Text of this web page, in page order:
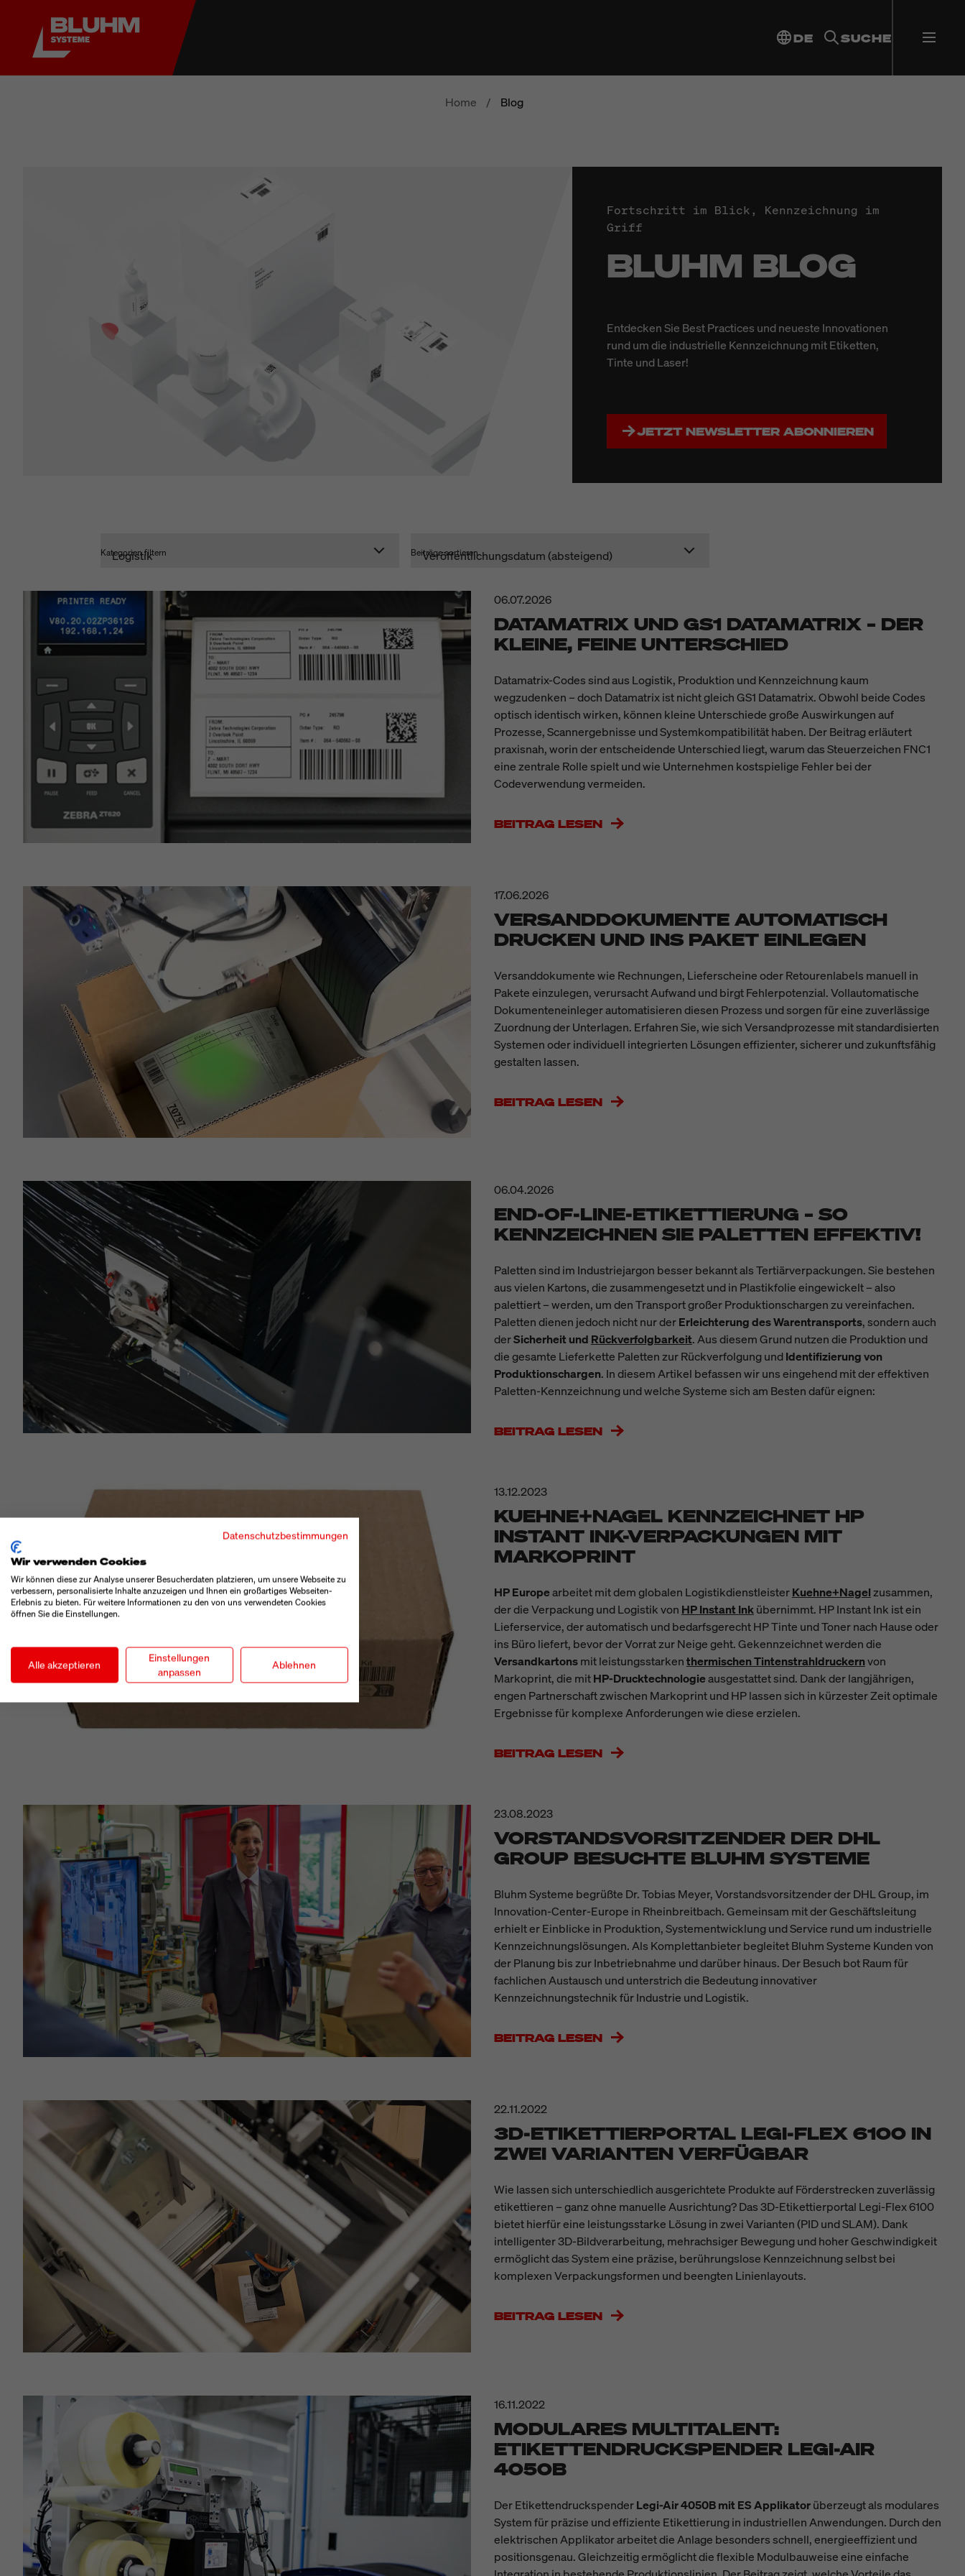
DE SUCHE
Home / Blog
Fortschritt im Blick, Kennzeichnung im
Griff
BLUHM BLOG
Entdecken Sie Best Practices und neueste Innovationen
rund um die industrielle Kennzeichnung mit Etiketten,
Tinte und Laser!
JETZT NEWSLETTER ABONNIEREN
Kategorien filtern Beiträge sortieren
06.07.2026
DATAMATRIX UND GS1 DATAMATRIX – DER
KLEINE, FEINE UNTERSCHIED
Datamatrix-Codes sind aus Logistik, Produktion und Kennzeichnung kaum
wegzudenken – doch Datamatrix ist nicht gleich GS1 Datamatrix. Obwohl beide Codes
optisch identisch wirken, können kleine Unterschiede große Auswirkungen auf
Prozesse, Scannergebnisse und Systemkompatibilität haben. Der Beitrag erläutert
praxisnah, worin der entscheidende Unterschied liegt, warum das Steuerzeichen FNC1
eine zentrale Rolle spielt und wie Unternehmen kostspielige Fehler bei der
Codeverwendung vermeiden.
BEITRAG LESEN
17.06.2026
VERSANDDOKUMENTE AUTOMATISCH
DRUCKEN UND INS PAKET EINLEGEN
Versanddokumente wie Rechnungen, Lieferscheine oder Retourenlabels manuell in
Pakete einzulegen, verursacht Aufwand und birgt Fehlerpotenzial. Vollautomatische
Dokumenteneinleger automatisieren diesen Prozess und sorgen für eine zuverlässige
Zuordnung der Unterlagen. Erfahren Sie, wie sich Versandprozesse mit standardisierten
Systemen oder individuell integrierten Lösungen effizienter, sicherer und zukunftsfähig
gestalten lassen.
BEITRAG LESEN
06.04.2026
END-OF-LINE-ETIKETTIERUNG – SO
KENNZEICHNEN SIE PALETTEN EFFEKTIV!
Paletten sind im Industriejargon besser bekannt als Tertiärverpackungen. Sie bestehen
aus vielen Kartons, die zusammengesetzt und in Plastikfolie eingewickelt – also
palettiert – werden, um den Transport großer Produktionschargen zu vereinfachen.
Paletten dienen jedoch nicht nur derErleichterung des Warentransports, sondern auch
derSicherheit und Rückverfolgbarkeit. Aus diesem Grund nutzen die Produktion und
die gesamte Lieferkette Paletten zur Rückverfolgung undIdentifizierung von
Produktionschargen. In diesem Artikel befassen wir uns eingehend mit der effektiven
Paletten-Kennzeichnung und welche Systeme sich am Besten dafür eignen:
BEITRAG LESEN
13.12.2023
KUEHNE+NAGEL KENNZEICHNET HP
INSTANT INK-VERPACKUNGEN MIT
MARKOPRINT
HP Europearbeitet mit dem globalen LogistikdienstleisterKuehne+Nagelzusammen,
der die Verpackung und Logistik von HP Instant Inkübernimmt. HP Instant Ink ist ein
Lieferservice, der automatisch und bedarfsgerecht HP Tinte und Toner nach Hause oder
ins Büro liefert, bevor der Vorrat zur Neige geht. Gekennzeichnet werden die
Versandkartonsmit leistungsstarkenthermischen Tintenstrahldruckernvon
Markoprint, die mitHP-Drucktechnologieausgestattet sind. Dank der langjährigen,
engen Partnerschaft zwischen Markoprint und HP lassen sich in kürzester Zeit optimale
Ergebnisse für komplexe Anforderungen wie diese erzielen.
BEITRAG LESEN
23.08.2023
VORSTANDSVORSITZENDER DER DHL
GROUP BESUCHTE BLUHM SYSTEME
Bluhm Systeme begrüßte Dr. Tobias Meyer, Vorstandsvorsitzender der DHL Group, im
Innovation-Center-Europe in Rheinbreitbach. Gemeinsam mit der Geschäftsleitung
erhielt er Einblicke in Produktion, Systementwicklung und Service rund um industrielle
Kennzeichnungslösungen. Als Komplettanbieter begleitet Bluhm Systeme Kunden von
der Planung bis zur Inbetriebnahme und darüber hinaus. Der Besuch bot Raum für
fachlichen Austausch und unterstrich die Bedeutung innovativer
Kennzeichnungstechnik für Industrie und Logistik.
BEITRAG LESEN
22.11.2022
3D-ETIKETTIERPORTAL LEGI-FLEX 6100 IN
ZWEI VARIANTEN VERFÜGBAR
Wie lassen sich unterschiedlich ausgerichtete Produkte auf Förderstrecken zuverlässig
etikettieren – ganz ohne manuelle Ausrichtung? Das 3D-Etikettierportal Legi-Flex 6100
bietet hierfür eine leistungsstarke Lösung in zwei Varianten (PID und SLAM). Dank
intelligenter 3D-Bildverarbeitung, mehrachsiger Bewegung und hoher Geschwindigkeit
ermöglicht das System eine präzise, berührungslose Kennzeichnung selbst bei
komplexen Verpackungsformen und beengten Linienlayouts.
BEITRAG LESEN
16.11.2022
MODULARES MULTITALENT:
ETIKETTENDRUCKSPENDER LEGI-AIR
4050B
Der EtikettendruckspenderLegi-Air 4050B mit ES Applikatorüberzeugt als modulares
System für präzise und effiziente Etikettierung in industriellen Anwendungen. Durch den
elektrischen Applikator arbeitet die Anlage besonders schnell, energieeffizient und
positionsgenau. Gleichzeitig ermöglicht die flexible Modulbauweise eine einfache
Datenschutzbestimmungen
Wir verwenden Cookies
Wir können diese zur Analyse unserer Besucherdaten platzieren, um unsere Webseite zu
verbessern, personalisierte Inhalte anzuzeigen und Ihnen ein großartiges Webseiten-
Erlebnis zu bieten. Für weitere Informationen zu den von uns verwendeten Cookies
öffnen Sie die Einstellungen.
Alle akzeptieren
Einstellungen
anpassen
Ablehnen